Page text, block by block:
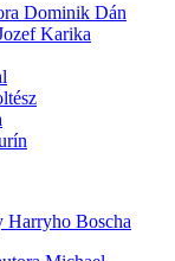
Dominik Dán
Karika
Harryho Boscha